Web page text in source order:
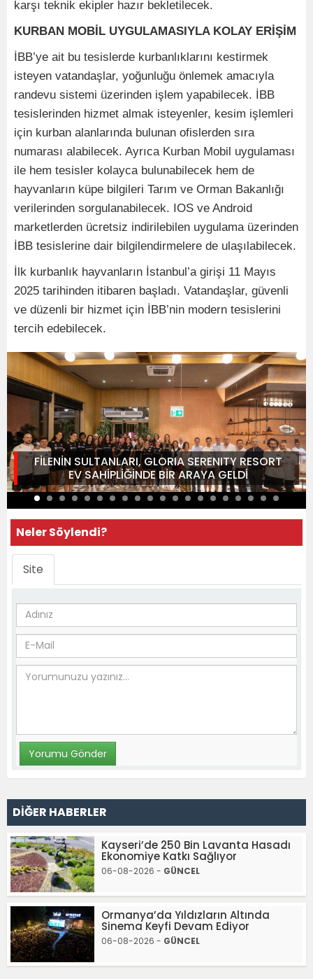
karşı teknik ekipler hazır bekletilecek.
KURBAN MOBİL UYGULAMASIYLA KOLAY ERİŞİM
İBB’ye ait bu tesislerde kurbanlıklarını kestirmek
isteyen vatandaşlar, yoğunluğu önlemek amacıyla
randevu sistemi üzerinden işlem yapabilecek. İBB
tesislerinden hizmet almak isteyenler, kesim işlemleri
için kurban alanlarında bulunan ofislerden sıra
numarası alabilecek. Ayrıca Kurban Mobil uygulaması
ile hem tesisler kolayca bulunabilecek hem de
hayvanların küpe bilgileri Tarım ve Orman Bakanlığı
verilerinden sorgulanabilecek. IOS ve Android
marketlerden ücretsiz indirilebilen uygulama üzerinden
İBB tesislerine dair bilgilendirmelere de ulaşılabilecek.
İlk kurbanlık hayvanların İstanbul’a girişi 11 Mayıs
2025 tarihinden itibaren başladı. Vatandaşlar, güvenli
ve düzenli bir hizmet için İBB’nin modern tesislerini
tercih edebilecek.
FİLENİN SULTANLARI, GLORIA SERENITY RESORT
EV SAHİPLİĞİNDE BİR ARAYA GELDİ
Neler Söylendi?
Site
DİĞER HABERLER
Kayseri’de 250 Bin Lavanta Hasadı
Ekonomiye Katkı Sağlıyor
06-08-2026 - GÜNCEL
Ormanya’da Yıldızların Altında
Sinema Keyfi Devam Ediyor
06-08-2026 - GÜNCEL